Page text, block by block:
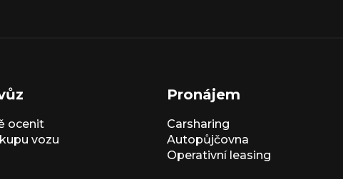
ocenit
vozu
Pronájem
Carsharing
Autopůjčovna
Operativní leasing